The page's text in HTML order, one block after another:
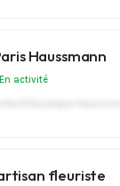
Haussmann
En activité
fleuriste